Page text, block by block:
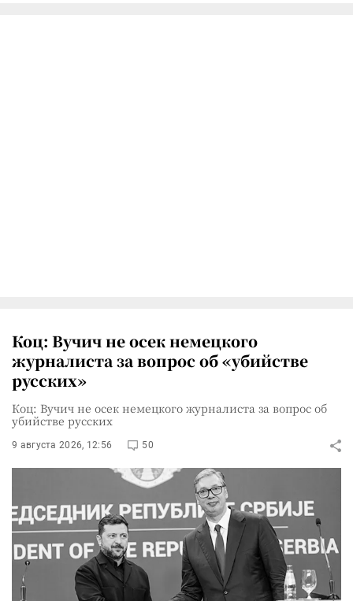
Коц: Вучич не осек немецкого
журналиста за вопрос об «убийстве
русских»
Коц: Вучич не осек немецкого журналиста за вопрос об
убийстве русских
9 августа 2026, 12:56 50